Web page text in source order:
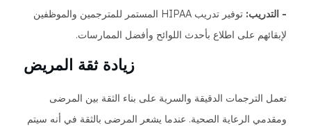
- التدريب:
توفير تدريب HIPAA المستمر للمترجمين والموظفين
لإبقائهم على اطلاع بأحدث اللوائح وأفضل الممارسات.
زيادة ثقة المريض
تعمل الترجمات الدقيقة والسرية على بناء الثقة بين المرضى
ومقدمي الرعاية الصحية. عندما يشعر المرضى بالثقة في أنه سيتم